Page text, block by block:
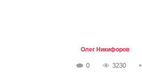
Олег Никифоров
0 3230